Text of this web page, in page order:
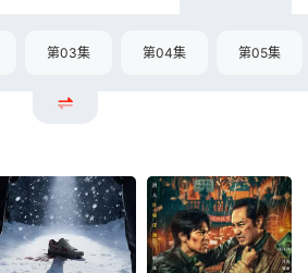
第03集 第04集 第05集